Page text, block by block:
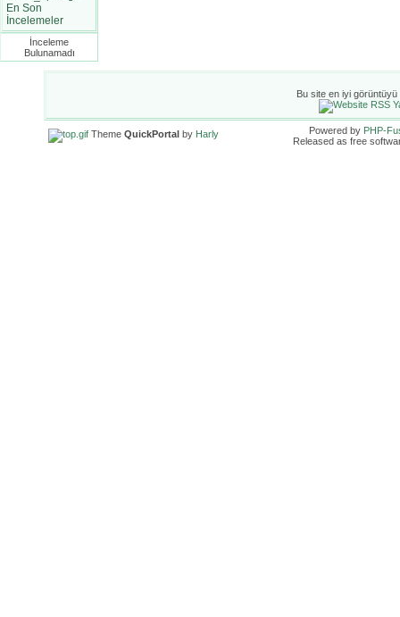
En Son
İncelemeler
İnceleme
Bulunamadı
Bu site en iyi görüntüyü
Theme QuickPortal by Harly Powered by PHP-
Released as free